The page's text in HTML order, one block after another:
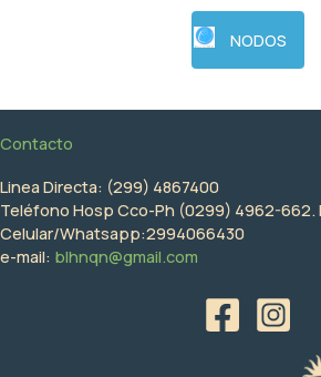
NODOS
Contacto
Linea Directa: (299) 4867400
Teléfono Hosp Cco-Ph (0299) 4962-662.
Celular/Whatsapp:2994066430
e-mail: blhnqn@gmail.com